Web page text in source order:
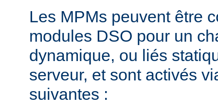
Les MPMs peuvent être
modules DSO pour un
dynamique, ou liés
serveur, et sont activés
suivantes :